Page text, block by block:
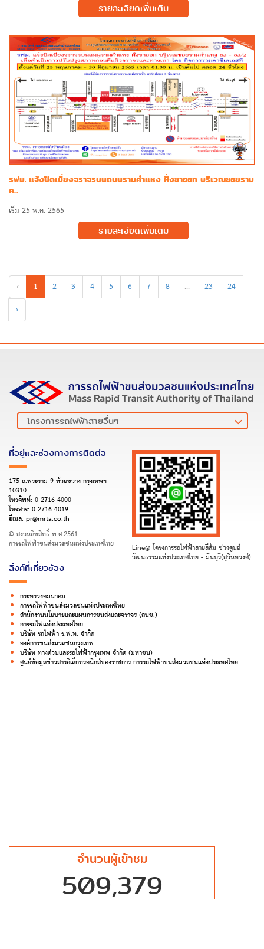
รายละเอียดเพิ่มเติม
รฟม. แจ้งปิดเบี่ยงจราจรบนถนนรามคำแหง ฝั่งขาออก บริเวณซอยราม
ค...
เริ่ม 25 พ.ค. 2565
รายละเอียดเพิ่มเติม
‹ 1 2 3 4 5 6 7 8 ... 23
24
›
ที่อยู่และช่องทางการติดต่อ
175 ถ.พระราม 9 ห้วยขวาง กรุงเทพฯ
10310
โทรศัพท์: 0 2716 4000
โทรสาร: 0 2716 4019
อีเมล: pr@mrta.co.th
© สงวนลิขสิทธิ์ พ.ศ.2561
การรถไฟฟ้าขนส่งมวลชนแห่งประเทศไทย Line@ โครงการรถไฟฟ้าสายสีส้ม ช่วงศูนย์
วัฒนธรรมแห่งประเทศไทย - มีนบุรี(สุวินทวงศ์)
ลิ้งค์ที่เกี่ยวข้อง
กระทรวงคมนาคม
การรถไฟฟ้าขนส่งมวลชนแห่งประเทศไทย
สำนักงานนโยบายและแผนการขนส่งและจราจร (สนข.)
การรถไฟแห่งประเทศไทย
บริษัท รถไฟฟ้า ร.ฟ.ท. จำกัด
องค์การขนส่งมวลชนกรุงเทพ
บริษัท ทางด่วนและรถไฟฟ้ากรุงเทพ จำกัด (มหาชน)
ศูนย์ข้อมูลข่าวสารอิเล็กทรอนิกส์ของราชการ การรถไฟฟ้าขนส่งมวลชนแห่งประเทศไทย
จำนวนผู้เข้าชม
509,379